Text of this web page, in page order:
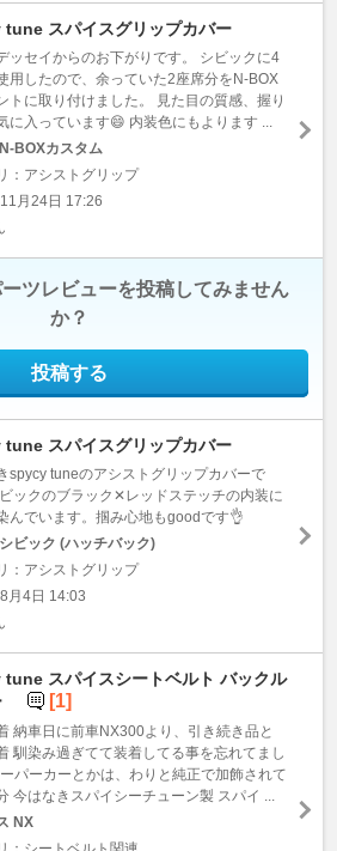
スパイスグリップカバー
ッセイからのお下がりです。 シビックに4
用したので、余っていた2座席分をN-BOX
トに取り付けました。 見た目の質感、握り
に入っています😄 内装色にもよります ...
BOXカスタム
：アシストグリップ
月24日 17:26
ツレビューを投稿してみません
か？
投稿する
スパイスグリップカバー
spycy tuneのアシストグリップカバーで
ックのブラック✕レッドステッチの内装に
んでいます。掴み心地もgoodです👌
ビック (ハッチバック)
：アシストグリップ
月4日 14:03
スパイスシートベルト バックル
[1]
納車日に前車NX300より、引き続き品と
馴染み過ぎてて装着してる事を忘れてまし
パーカーとかは、わりと純正で加飾されて
今はなきスパイシーチューン製 スパイ ...
NX